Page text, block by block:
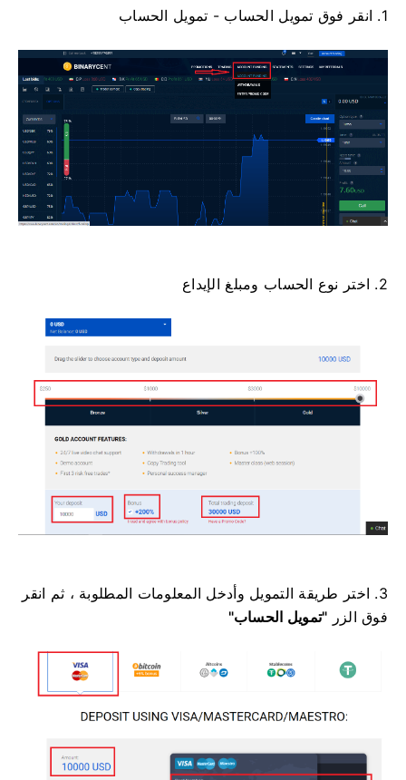
1. انقر فوق تمويل الحساب - تمويل الحساب
2. اختر نوع الحساب ومبلغ الإيداع
3. اختر طريقة التمويل وأدخل المعلومات المطلوبة ، ثم انقر
فوق الزر "تمويل الحساب"